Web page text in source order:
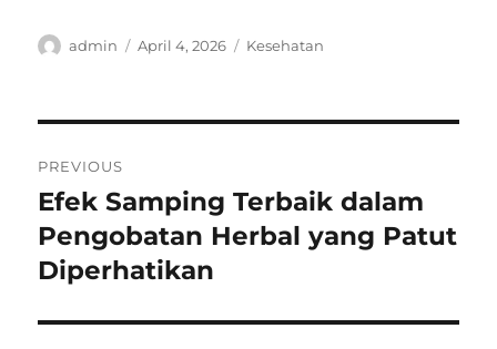
Author
admin
Posted
April 4, 2026 Categories
Kesehatan
navigation
PREVIOUS
Previous
post:
Efek Samping Terbaik dalam
Pengobatan Herbal yang Patut
Diperhatikan